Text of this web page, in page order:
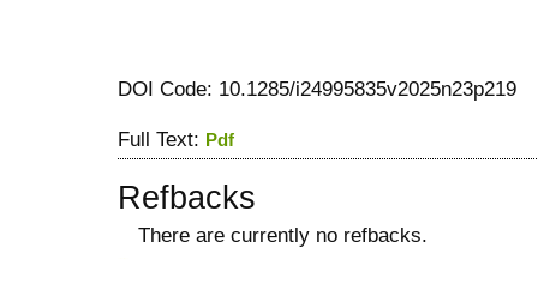
DOI Code: 10.1285/i24995835v2025n23p219
Full Text: Pdf
Refbacks
There are currently no refbacks.